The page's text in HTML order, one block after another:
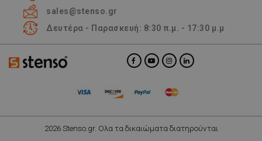
sales@stenso.gr
Δευτέρα - Παρασκευή: 8:30 π.μ. - 17:30 μ.μ
2026 Stenso.gr. Ολα τα δικαιώματα διατηρούνται